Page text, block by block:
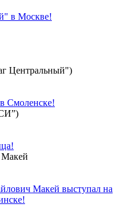
в Москве!
Центральный")
Смоленске!
Макей выступал на